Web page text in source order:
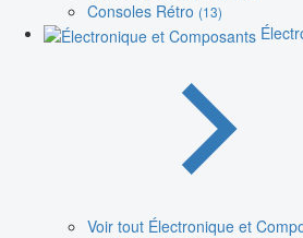
Consoles Rétro (13)
Voir tout Électronique et